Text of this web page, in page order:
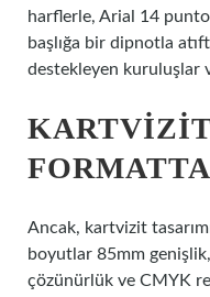
harflerle, Arial 14 punto
başlığa bir dipnotla
destekleyen kuruluşlar
Ancak, kartvizit
boyutlar 85mm
çözünürlük ve CMYK